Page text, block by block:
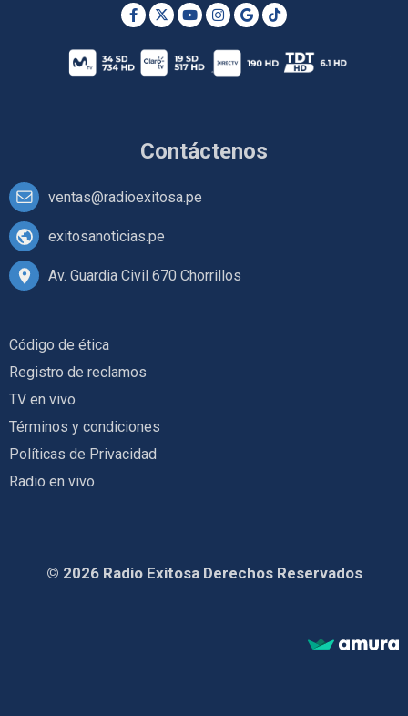
Contáctenos
ventas@radioexitosa.pe
exitosanoticias.pe
Av. Guardia Civil 670 Chorrillos
Código de ética
Registro de reclamos
TV en vivo
Términos y condiciones
Políticas de Privacidad
Radio en vivo
© 2026 Radio Exitosa Derechos Reservados